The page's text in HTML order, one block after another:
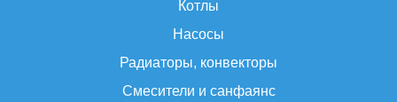
Котлы
Насосы
Радиаторы, конвекторы
Смесители и санфаянс